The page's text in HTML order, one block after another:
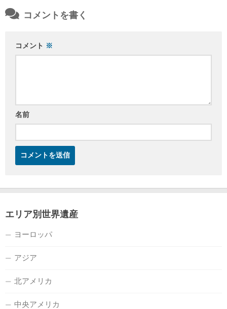
コメントを書く
コメント ※
名前
エリア別世界遺産
ヨーロッパ
アジア
北アメリカ
中央アメリカ